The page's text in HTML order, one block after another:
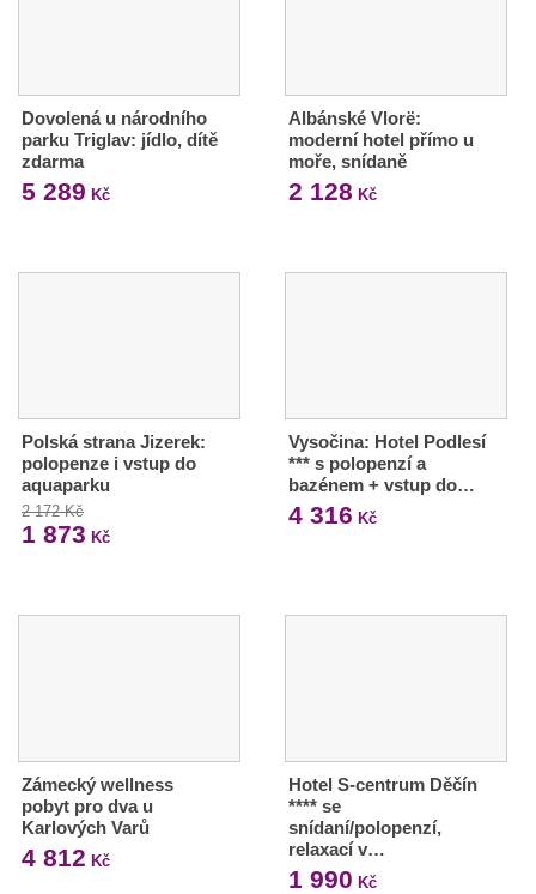
Dovolená u národního
parku Triglav: jídlo, dítě
zdarma
5 289 Kč
Albánské Vlorë:
moderní hotel přímo u
moře, snídaně
2 128 Kč
Polská strana Jizerek:
polopenze i vstup do
aquaparku
2 172 Kč
1 873 Kč
Vysočina: Hotel Podlesí
*** s polopenzí a
bazénem + vstup do…
4 316 Kč
Zámecký wellness
pobyt pro dva u
Karlových Varů
4 812 Kč
Hotel S-centrum Děčín
**** se
snídaní/polopenzí,
relaxací v…
1 990 Kč